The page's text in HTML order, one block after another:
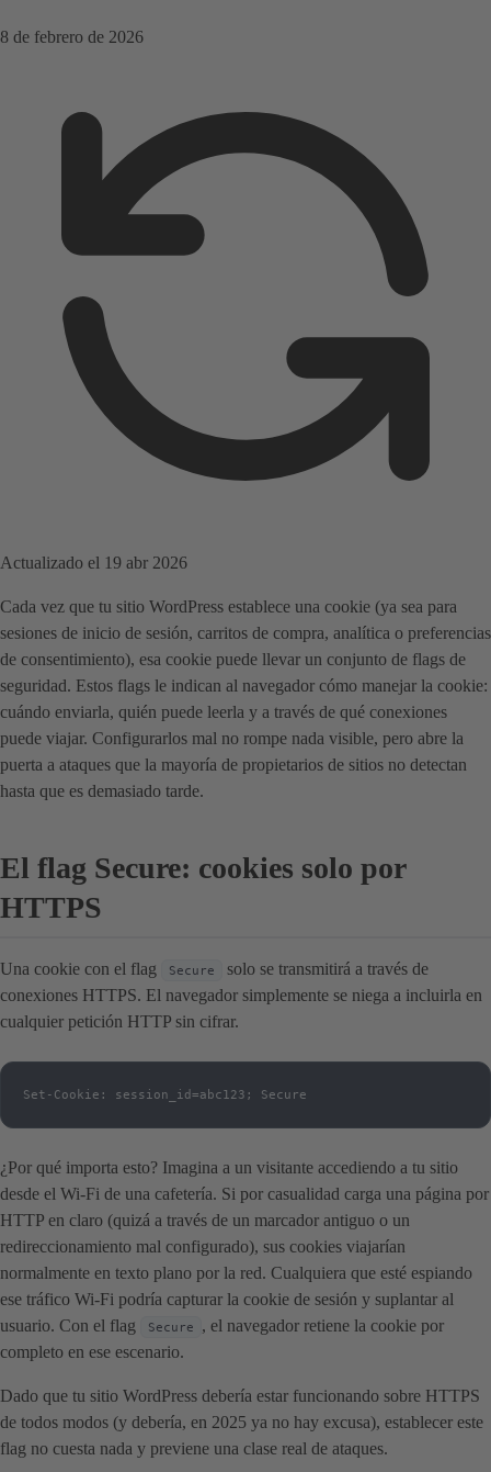
8 de febrero de 2026
Actualizado el 19 abr 2026
Cada vez que tu sitio WordPress establece una cookie (ya sea para
sesiones de inicio de sesión, carritos de compra, analítica o preferencias
de consentimiento), esa cookie puede llevar un conjunto de flags de
seguridad. Estos flags le indican al navegador cómo manejar la cookie:
cuándo enviarla, quién puede leerla y a través de qué conexiones
puede viajar. Configurarlos mal no rompe nada visible, pero abre la
puerta a ataques que la mayoría de propietarios de sitios no detectan
hasta que es demasiado tarde.
El flag Secure: cookies solo por
HTTPS
Una cookie con el flag Secure
solo se transmitirá a través de
conexiones HTTPS. El navegador simplemente se niega a incluirla en
cualquier petición HTTP sin cifrar.
Set-Cookie: session_id=abc123; Secure
¿Por qué importa esto? Imagina a un visitante accediendo a tu sitio
desde el Wi-Fi de una cafetería. Si por casualidad carga una página por
HTTP en claro (quizá a través de un marcador antiguo o un
redireccionamiento mal configurado), sus cookies viajarían
normalmente en texto plano por la red. Cualquiera que esté espiando
ese tráfico Wi-Fi podría capturar la cookie de sesión y suplantar al
usuario. Con el flag
Secure
, el navegador retiene la cookie por
completo en ese escenario.
Dado que tu sitio WordPress debería estar funcionando sobre HTTPS
de todos modos (y debería, en 2025 ya no hay excusa), establecer este
flag no cuesta nada y previene una clase real de ataques.